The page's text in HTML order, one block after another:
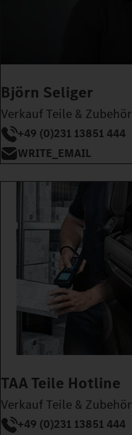
Björn Seliger
Verkauf Teile & Zubehör
+49 (0)231 13851 444
WRITE_EMAIL
TAA Teile Hotline
Verkauf Teile & Zubehör
+49 (0)231 13851 444